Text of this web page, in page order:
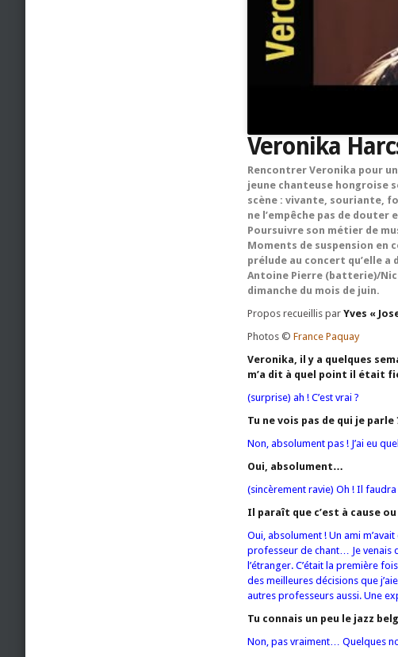
Veronika
Rencontrer Veronika pour
jeune chanteuse hongroise
scène : vivante, souriante,
ne l’empêche pas de douter
Poursuivre son métier de
Moments de suspension en
prélude au concert qu’elle
Antoine Pierre (batterie)/
dimanche du mois de juin.
Propos recueillis par Yves «
Photos © France Paquay
Veronika, il y a quelques
m’a dit à quel point il était
(surprise) ah ! C’est vrai ?
Tu ne vois pas de qui je parle
Non, absolument pas ! J’ai eu
Oui, absolument…
(sincèrement ravie) Oh ! Il
Il paraît que c’est à cause
Oui, absolument ! Un ami
professeur de chant… Je venais
l’étranger. C’était la première
des meilleures décisions que
autres professeurs aussi. Une
Tu connais un peu le jazz
Non, pas vraiment… Quelques